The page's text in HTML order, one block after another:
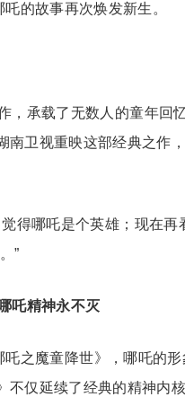
的故事再次焕发新生。
，承载了无数人的童年回
南卫视重映这部经典之作
得哪吒是个英雄；现在
”
吒精神永不灭
之魔童降世》，哪吒的
仅延续了经典的精神内